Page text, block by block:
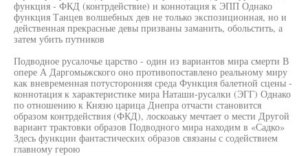
функция - ФКД (контрдействие) и коннотация к ЭПП Однако
функция Танцев волшебных дев не только экспозиционная, но и
действенная прекрасные девы призваны заманить, обольстить, а
затем убить путников
Подводное русалочье царство - один из вариантов мира смерти В
опере А Даргомыжского оно противопоставлено реальному миру
как вневременная потусторонняя среда Функция балетной сцены -
коннотация к характеристике мира Наташи-русалки (ЭГГ) Однако
по отношению к Князю царица Днепра отчасти становится
образом контрдействия (ФКД), лоскоаьку мечтает о мести Другой
вариант трактовки образов Подводного мира находим в «Садко»
Здесь функции фантастических образов связаны с содействием
главному герою